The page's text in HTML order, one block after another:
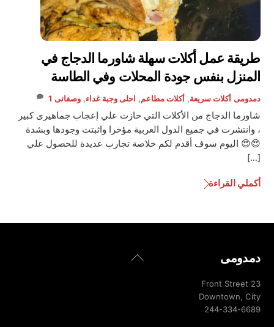
طريقة عمل أكلات سهلة شاورما الدجاج في
المنزل بنفس جودة المحلات وفي الطاسة
دمدومى أكلات سريعة,أكلات مطاعم, احلى وجبة غداء,وصفاتى 1
شاورما الدجاج من الأكلات التي حازت علي إعجاب جماهيرى كبير
، وانتشرت في جميع الدول العربية مؤخرا واثبتت وجودها وبشدة
😍😍 اليوم سوف أقدم لكم خلاصة تجارب عديدة للحصول علي
[…]
أكملي القراءة
Back
دمدومى
23 Front Street
Downtown, City
244-334-6689